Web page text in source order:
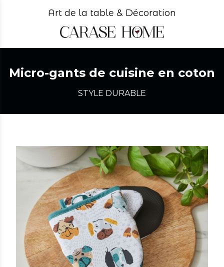
Art de la table & Décoration
Micro-gants de cuisine en coton
STYLE DURABLE